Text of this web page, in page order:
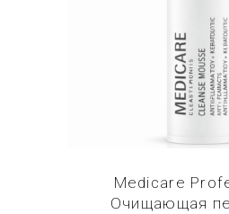
Купить в 1
Medicare
Очищающая